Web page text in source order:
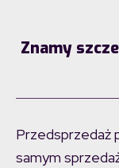
Znamy
Przedsprzedaż
samym